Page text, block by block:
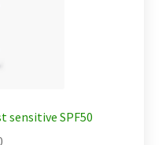
sensitive SPF50